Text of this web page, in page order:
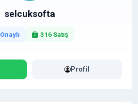
selcuksofta
Onaylı 316 Satış
Profil